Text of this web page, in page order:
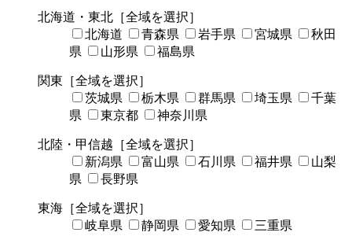
北海道・東北 ［全域を選択］
北海道
青森県 岩手県 宮城県
秋田
県
山形県 福島県
関東 ［全域を選択］
茨城県
栃木県 群馬県 埼玉県
千葉
県
東京都 神奈川県
北陸・甲信越 ［全域を選択］
新潟県
富山県 石川県 福井県
山梨
県
長野県
東海 ［全域を選択］
岐阜県
静岡県 愛知県 三重県